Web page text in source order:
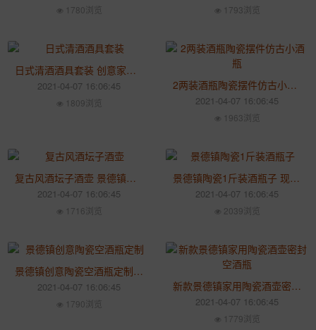
1780浏览 1793浏览
日式清酒酒具套装 创意家用白酒盅陶瓷烈酒杯分酒器定制LOGO
2021-04-07 16:06:45
1809浏览
2两装酒瓶陶瓷摆件仿古小酒瓶 家用迷你随身白烈酒清酒罐子空酒瓶
2021-04-07 16:06:45
1963浏览
复古风酒坛子酒壶 景德镇陶瓷密封5斤10斤泡酒缸酒罐定制
2021-04-07 16:06:45
1716浏览
景德镇陶瓷1斤装酒瓶子 现代创意装饰中式酒壶密封空瓶家用
2021-04-07 16:06:45
2039浏览
景德镇创意陶瓷空酒瓶定制 家用仿古密封瓶一斤装白酒瓶子
2021-04-07 16:06:45
1790浏览
新款景德镇家用陶瓷酒壶密封空酒瓶 仿古陶瓷手绘人物酒瓶
2021-04-07 16:06:45
1779浏览